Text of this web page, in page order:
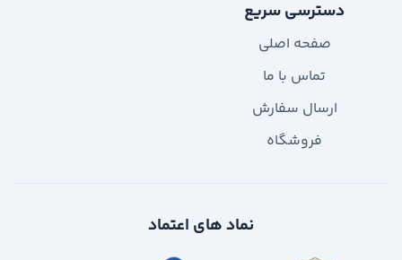
دسترسی سریع
صفحه اصلی
تماس با ما
ارسال سفارش
فروشگاه
نماد های اعتماد